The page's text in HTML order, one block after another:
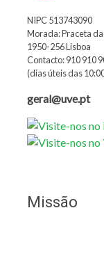
NIPC 513743090
Morada: Praceta
1950-256 Lisboa
Contacto: 910 910
(dias úteis das
geral@uve.pt
Missão